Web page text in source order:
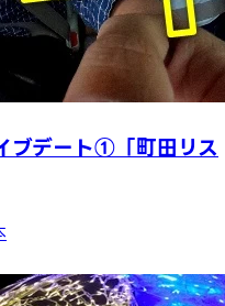
ブデート①「町田リス